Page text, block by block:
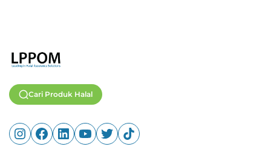
Cari Produk Halal